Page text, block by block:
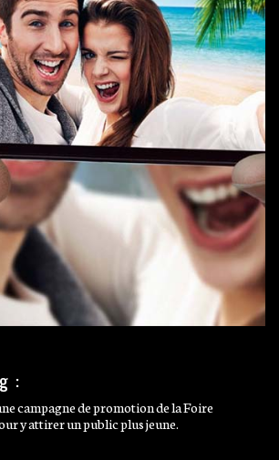
:
campagne de promotion de la Foire
y attirer un public plus jeune.